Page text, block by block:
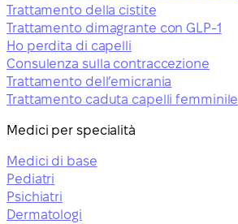
Trattamento della cistite
Trattamento dimagrante con GLP-1
Ho perdita di capelli
Consulenza sulla contraccezione
Trattamento dell’emicrania
Trattamento caduta capelli femminile
Medici per specialità
Medici di base
Pediatri
Psichiatri
Dermatologi